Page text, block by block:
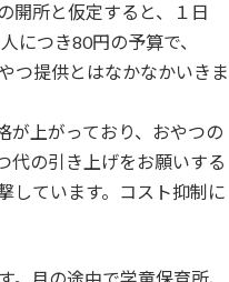
開所と仮定すると、１日
につき80円の予算で、
つ提供とはなかなかいきま
が上がっており、おやつの
代の引き上げをお願いする
しています。コスト抑制に